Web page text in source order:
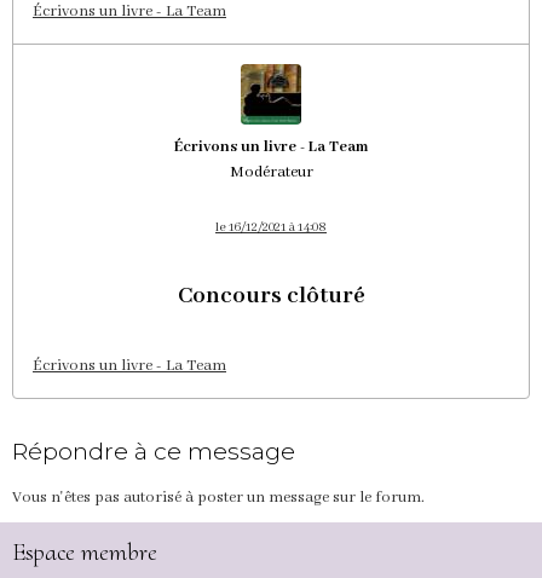
Écrivons un livre - La Team
Écrivons un livre - La Team
Modérateur
le 16/12/2021 à 14:08
Concours clôturé
Écrivons un livre - La Team
Répondre à ce message
Vous n'êtes pas autorisé à poster un message sur le forum.
Espace membre